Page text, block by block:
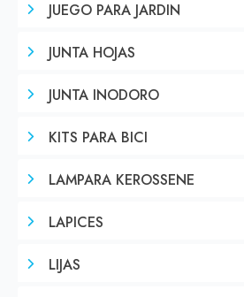
JUEGO PARA JARDIN
JUNTA HOJAS
JUNTA INODORO
KITS PARA BICI
LAMPARA KEROSSENE
LAPICES
LIJAS